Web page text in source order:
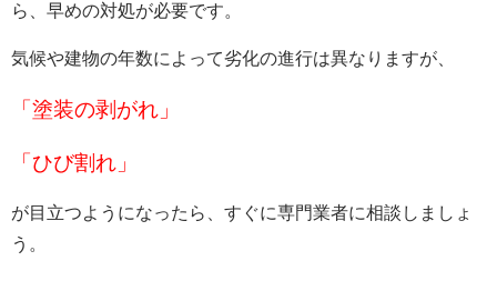
ら、早めの対処が必要です。
気候や建物の年数によって劣化の進行は異なりますが、
「塗装の剥がれ」
「ひび割れ」
が目立つようになったら、すぐに専門業者に相談しましょ
う。